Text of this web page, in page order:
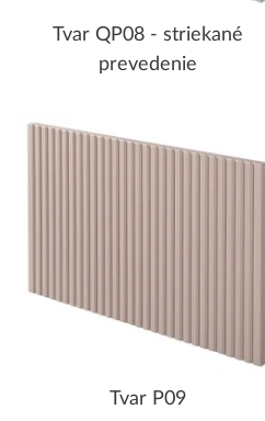
Tvar QP08 - striekané
prevedenie
Tvar P09